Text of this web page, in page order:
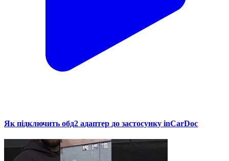
Як підключить обд2 адаптер до застосунку inCarDoc